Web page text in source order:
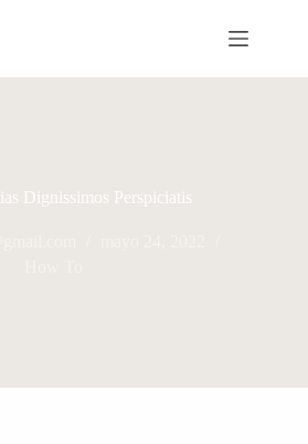
Dignissimos Perspiciatis